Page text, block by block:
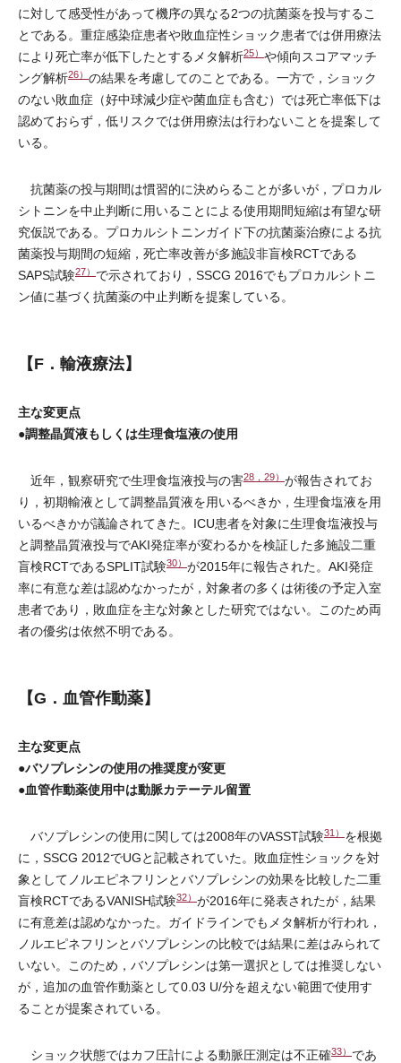
に対して感受性があって機序の異なる2つの抗菌薬を投与するこ
とである。重症感染症患者や敗血症性ショック患者では併用療法
により死亡率が低下したとするメタ解析25） や傾向スコアマッチ
ング解析26） の結果を考慮してのことである。一方で，ショック
のない敗血症（好中球減少症や菌血症も含む）では死亡率低下は
認めておらず，低リスクでは併用療法は行わないことを提案して
いる。
抗菌薬の投与期間は慣習的に決めらることが多いが，プロカル
シトニンを中止判断に用いることによる使用期間短縮は有望な研
究仮説である。プロカルシトニンガイド下の抗菌薬治療による抗
菌薬投与期間の短縮，死亡率改善が多施設非盲検RCTである
SAPS試験27） で示されており，SSCG 2016でもプロカルシトニ
ン値に基づく抗菌薬の中止判断を提案している。
【F．輸液療法】
主な変更点
●調整晶質液もしくは生理食塩液の使用
近年，観察研究で生理食塩液投与の害28，29） が報告されてお
り，初期輸液として調整晶質液を用いるべきか，生理食塩液を用
いるべきかが議論されてきた。ICU患者を対象に生理食塩液投与
と調整晶質液投与でAKI発症率が変わるかを検証した多施設二重
盲検RCTであるSPLIT試験30） が2015年に報告された。AKI発症
率に有意な差は認めなかったが，対象者の多くは術後の予定入室
患者であり，敗血症を主な対象とした研究ではない。このため両
者の優劣は依然不明である。
【G．血管作動薬】
主な変更点
●バソプレシンの使用の推奨度が変更
●血管作動薬使用中は動脈カテーテル留置
バソプレシンの使用に関しては2008年のVASST試験31） を根拠
に，SSCG 2012でUGと記載されていた。敗血症性ショックを対
象としてノルエピネフリンとバソプレシンの効果を比較した二重
盲検RCTであるVANISH試験32） が2016年に発表されたが，結果
に有意差は認めなかった。ガイドラインでもメタ解析が行われ，
ノルエピネフリンとバソプレシンの比較では結果に差はみられて
いない。このため，バソプレシンは第一選択としては推奨しない
が，追加の血管作動薬として0.03 U/分を超えない範囲で使用す
ることが提案されている。
ショック状態ではカフ圧計による動脈圧測定は不正確33） であ